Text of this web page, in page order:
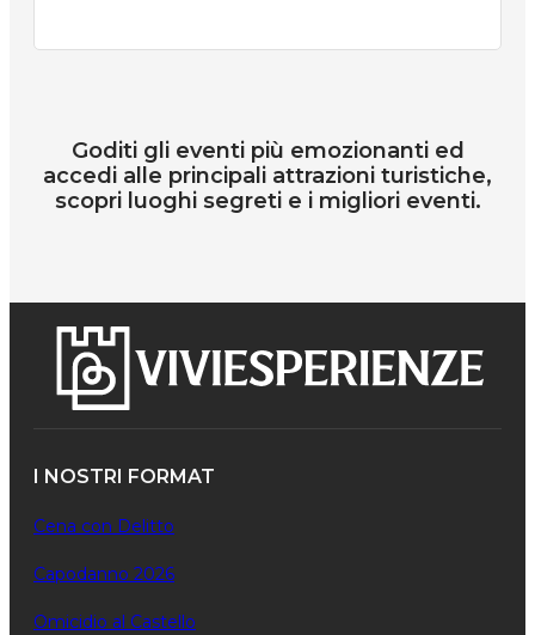
Goditi gli eventi più emozionanti ed
accedi alle principali attrazioni turistiche,
scopri luoghi segreti e i migliori eventi.
I NOSTRI FORMAT
Cena con Delitto
Capodanno 2026
Omicidio al Castello